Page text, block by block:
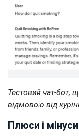
Тестовий чат-бот,
відмовою від
Плюси і